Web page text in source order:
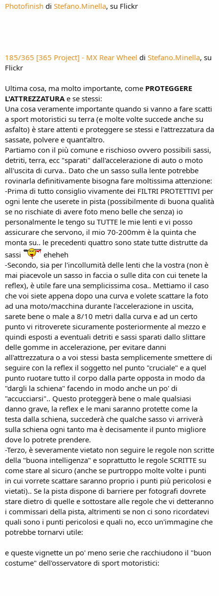
Photofinish di Stefano.Minella, su Flickr
185/365 [365 Project] - MX Rear Wheel di Stefano.Minella, su
Flickr
Ultima cosa, ma molto importante, come PROTEGGERE
L'ATTREZZATURA e se stessi:
Una cosa veramente importante quando si vanno a fare scatti
a sport motoristici su terra (e molte volte succede anche su
asfalto) è stare attenti e proteggere se stessi e l'attrezzatura da
sassate, polvere e quant'altro.
Partiamo con il più comune e rischioso ovvero possibili sassi,
detriti, terra, ecc "sparati" dall'accelerazione di auto o moto
all'uscita di curva.. Dato che un sasso sulla lente potrebbe
rovinarla definitivamente bisogna fare moltissima attenzione:
-Prima di tutto consiglio vivamente dei FILTRI PROTETTIVI per
ogni lente che userete in pista (possibilmente di buona qualità
se no rischiate di avere foto meno belle che senza) io
personalmente le tengo su TUTTE le mie lenti e vi posso
assicurare che servono, il mio 70-200mm è la quinta che
monta su.. le precedenti quattro sono state tutte distrutte da
sassi
eheheh
-Secondo, sia per l'incollumità delle lenti che la vostra (non è
mai piacevole un sasso in faccia o sulle dita con cui tenete la
reflex), è utile fare una semplicissima cosa.. Mettiamo il caso
che voi siete appena dopo una curva e volete scattare la foto
ad una moto/macchina durante l'accelerazione in uscita,
sarete bene o male a 8/10 metri dalla curva e ad un certo
punto vi ritroverete sicuramente posteriormente al mezzo e
quindi esposti a eventuali detriti e sassi sparati dallo slittare
delle gomme in accelerazione, per evitare danni
all'attrezzatura o a voi stessi basta semplicemente smettere di
seguire con la reflex il soggetto nel punto "cruciale" e a quel
punto ruotare tutto il corpo dalla parte opposta in modo da
"dargli la schiena" facendo in modo anche un po' di
"accucciarsi".. Questo proteggerà bene o male qualsiasi
danno grave, la reflex e le mani saranno protette come la
testa dalla schiena, succederà che qualche sasso vi arriverà
sulla schiena ogni tanto ma è decisamente il punto migliore
dove lo potrete prendere.
-Terzo, è severamente vietato non seguire le regole non scritte
della "buona intelligenza" e soprattutto le regole SCRITTE su
come stare al sicuro (anche se purtroppo molte volte i punti
in cui vorrete scattare saranno proprio i punti più pericolosi e
vietati).. Se la pista dispone di barriere per fotografi dovrete
stare dietro di quelle e sottostare alle regole che vi detteranno
i commissari della pista, altrimenti se non ci sono ricordatevi
quali sono i punti pericolosi e quali no, ecco un'immagine che
potrebbe tornarvi utile:
e queste vignette un po' meno serie che racchiudono il "buon
costume" dell'osservatore di sport motoristici: